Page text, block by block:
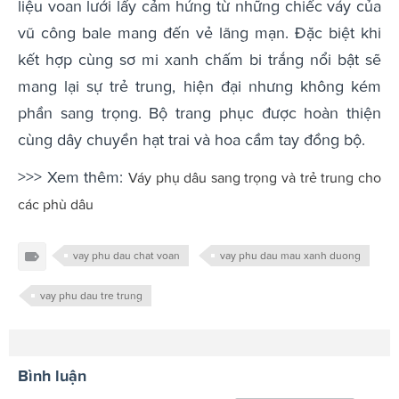
liệu voan lưới lấy cảm hứng từ những chiếc váy của
vũ công bale mang đến vẻ lãng mạn. Đặc biệt khi
kết hợp cùng sơ mi xanh chấm bi trắng nổi bật sẽ
mang lại sự trẻ trung, hiện đại nhưng không kém
phần sang trọng. Bộ trang phục được hoàn thiện
cùng dây chuyền hạt trai và hoa cầm tay đồng bộ.
>>> Xem thêm: Váy phụ dâu sang trọng và trẻ trung cho
các phù dâu
vay phu dau chat voan vay phu dau mau xanh duong
vay phu dau tre trung
Bình luận